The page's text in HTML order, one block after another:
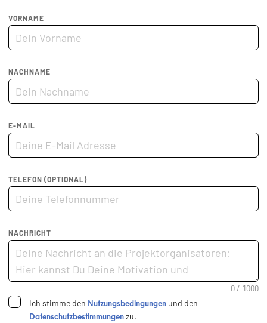
VORNAME
NACHNAME
E-MAIL
TELEFON (OPTIONAL)
NACHRICHT
Ich stimme den Nutzungsbedingungen und den
Datenschutzbestimmungenzu.